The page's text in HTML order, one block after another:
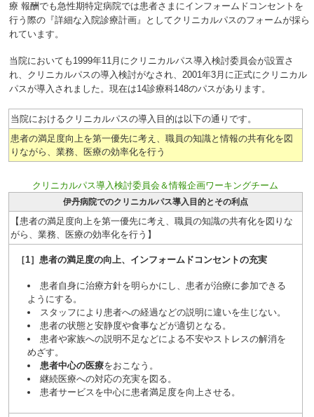
療 報酬でも急性期特定病院では患者さまにインフォームドコンセントを
行う際の『詳細な入院診療計画』としてクリニカルパスのフォームが採ら
れています。
当院においても1999年11月にクリニカルパス導入検討委員会が設置さ
れ、クリニカルパスの導入検討がなされ、2001年3月に正式にクリニカル
パスが導入されました。現在は14診療科148のパスがあります。
当院におけるクリニカルパスの導入目的は以下の通りです。
患者の満足度向上を第一優先に考え、職員の知識と情報の共有化を図
りながら、業務、医療の効率化を行う
クリニカルパス導入検討委員会＆情報企画ワーキングチーム
伊丹病院でのクリニカルパス導入目的とその利点
【患者の満足度向上を第一優先に考え、職員の知識の共有化を図りな
がら、業務、医療の効率化を行う】
［1］患者の満足度の向上、インフォームドコンセントの充実
患者自身に治療方針を明らかにし、患者が治療に参加できる
ようにする。
スタッフにより患者への経過などの説明に違いを生じない。
患者の状態と安静度や食事などが適切となる。
患者や家族への説明不足などによる不安やストレスの解消を
めざす。
患者中心の医療をおこなう。
継続医療への対応の充実を図る。
患者サービスを中心に患者満足度を向上させる。